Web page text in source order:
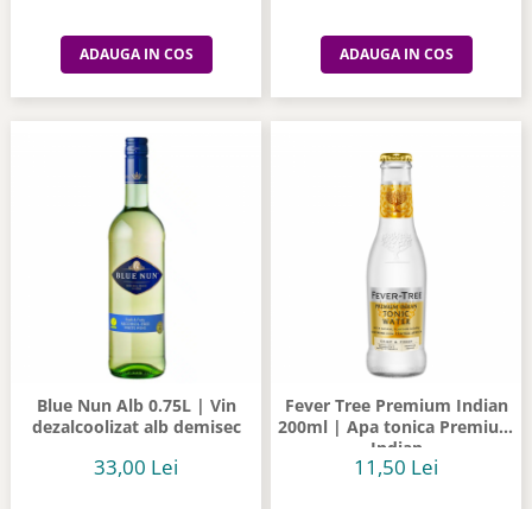
ADAUGA IN COS ADAUGA IN COS
Blue Nun Alb 0.75L | Vin
dezalcoolizat alb demisec
33,00 Lei
Fever Tree Premium Indian
200ml | Apa tonica Premium
Indian
11,50 Lei